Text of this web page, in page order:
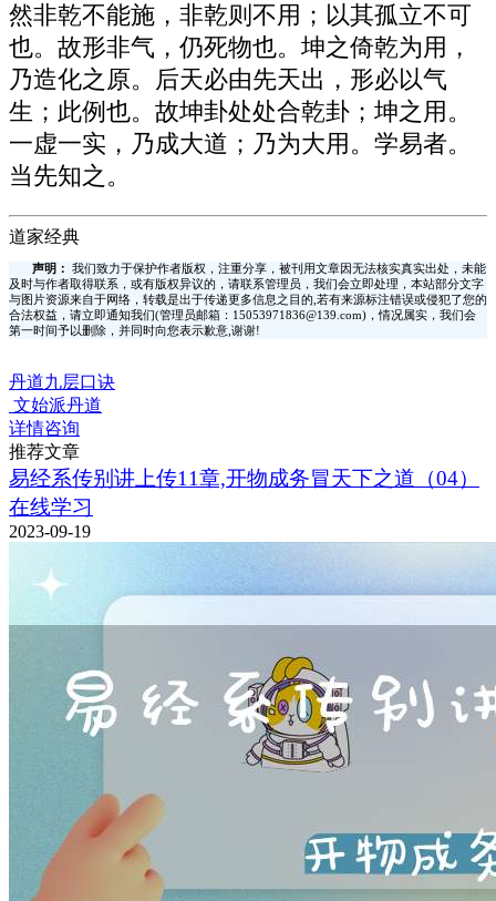
然非乾不能施，非乾则不用；以其孤立不可
也。故形非气，仍死物也。坤之倚乾为用，
乃造化之原。后天必由先天出，形必以气
生；此例也。故坤卦处处合乾卦；坤之用。
一虚一实，乃成大道；乃为大用。学易者。
当先知之。
道家经典
声明：
我们致力于保护作者版权，注重分享，被刊用文章因无法核实真实出处，未能
及时与作者取得联系，或有版权异议的，请联系管理员，我们会立即处理，本站部分文字
与图片资源来自于网络，转载是出于传递更多信息之目的,若有来源标注错误或侵犯了您的
合法权益，请立即通知我们(管理员邮箱：15053971836@139.com)，情况属实，我们会
第一时间予以删除，并同时向您表示歉意,谢谢!
丹道九层口诀
文始派丹道
详情咨询
推荐文章
易经系传别讲上传11章,开物成务冒天下之道（04）
在线学习
2023-09-19